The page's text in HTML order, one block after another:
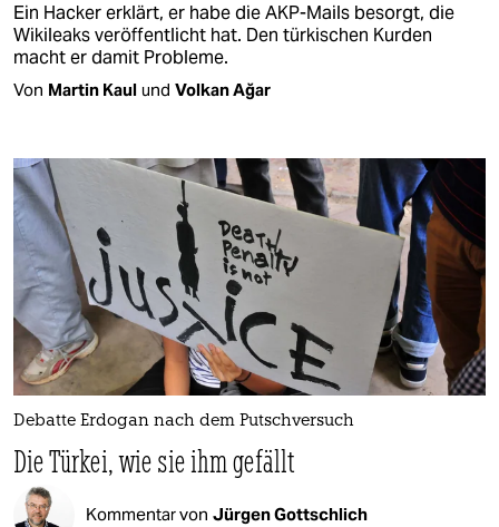
Ein Hacker erklärt, er habe die AKP-Mails besorgt, die
Wikileaks veröffentlicht hat. Den türkischen Kurden
macht er damit Probleme.
Von Martin Kaul und Volkan Ağar
Debatte Erdogan nach dem Putschversuch
Die Türkei, wie sie ihm gefällt
Kommentar von Jürgen Gottschlich